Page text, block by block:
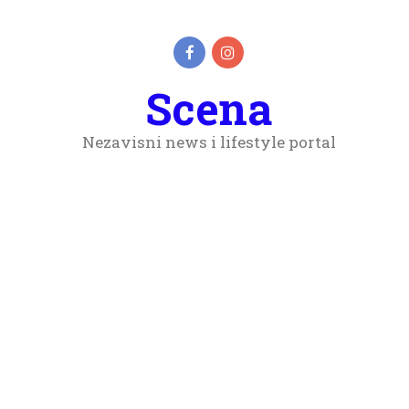
Scena
Nezavisni news i lifestyle portal